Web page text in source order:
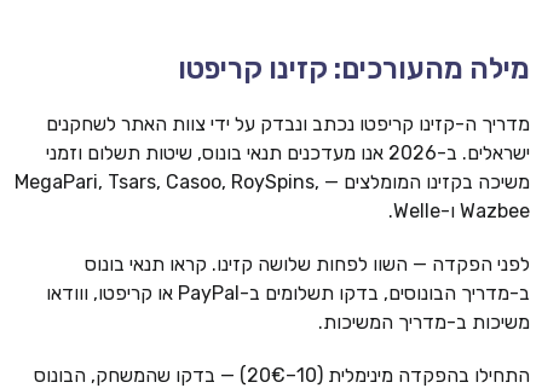
מילה מהעורכים: קזינו קריפטו
מדריך ה-קזינו קריפטו נכתב ונבדק על ידי צוות האתר לשחקנים
ישראלים. ב-2026 אנו מעדכנים תנאי בונוס, שיטות תשלום וזמני
משיכה בקזינו המומלצים — MegaPari, Tsars, Casoo, RoySpins,
Wazbee ו-Welle.
לפני הפקדה — השוו לפחות שלושה קזינו. קראו תנאי בונוס
ב-מדריך הבונוסים, בדקו תשלומים ב-PayPal או קריפטו, ווודאו
משיכות ב-מדריך המשיכות.
התחילו בהפקדה מינימלית (10–20€) — בדקו שהמשחק, הבונוס